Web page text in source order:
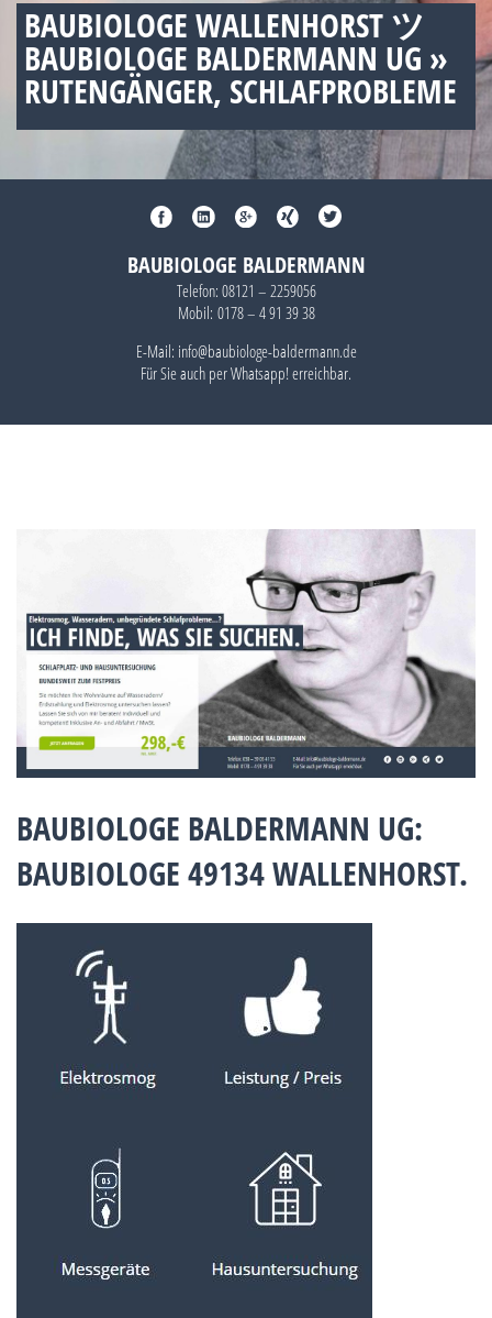
BAUBIOLOGE WALLENHORST ツ
BAUBIOLOGE BALDERMANN UG »
RUTENGÄNGER, SCHLAFPROBLEME
BAUBIOLOGE BALDERMANN
Telefon: 08121 – 2259056
Mobil: 0178 – 4 91 39 38
E-Mail: info@baubiologe-baldermann.de
Für Sie auch perWhatsapp!erreichbar.
BAUBIOLOGE BALDERMANN UG:
BAUBIOLOGE 49134 WALLENHORST.